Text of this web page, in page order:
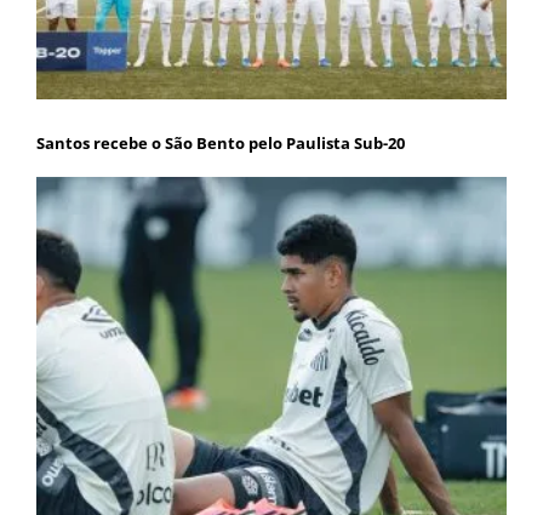
Santos recebe o São Bento pelo Paulista Sub-20